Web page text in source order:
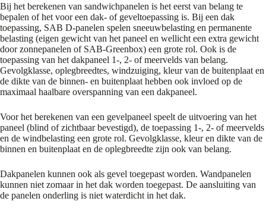
Bij het berekenen van sandwichpanelen is het eerst van belang te
bepalen of het voor een dak- of geveltoepassing is. Bij een dak
toepassing, SAB D-panelen spelen sneeuwbelasting en permanente
belasting (eigen gewicht van het paneel en wellicht een extra gewicht
door zonnepanelen of SAB-Greenbox) een grote rol. Ook is de
toepassing van het dakpaneel 1-, 2- of meervelds van belang.
Gevolgklasse, oplegbreedtes, windzuiging, kleur van de buitenplaat en
de dikte van de binnen- en buitenplaat hebben ook invloed op de
maximaal haalbare overspanning van een dakpaneel.
Voor het berekenen van een gevelpaneel speelt de uitvoering van het
paneel (blind of zichtbaar bevestigd), de toepassing 1-, 2- of meervelds
en de windbelasting een grote rol. Gevolgklasse, kleur en dikte van de
binnen en buitenplaat en de oplegbreedte zijn ook van belang.
Dakpanelen kunnen ook als gevel toegepast worden. Wandpanelen
kunnen niet zomaar in het dak worden toegepast. De aansluiting van
de panelen onderling is niet waterdicht in het dak.